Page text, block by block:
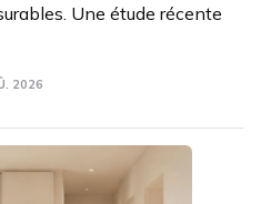
Une étude récente
2026